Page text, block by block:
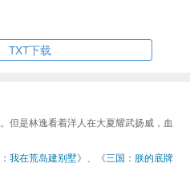
TXT下载
但是林逸看着洋人在大夏耀武扬威，血
我在荒岛建别墅》、《三国：朕的底牌